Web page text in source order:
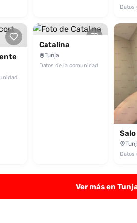
Datos
Catalina
Tunja
Datos de la comunidad
Salo
Datos
Ver más en Tunja